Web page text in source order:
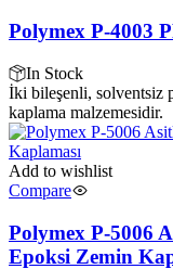
Polymex P-4003
In Stock
İki bileşenli, solventsiz
kaplama malzemesidir.
Add to wishlist
Compare
Polymex P-5006
Epoksi Zemin